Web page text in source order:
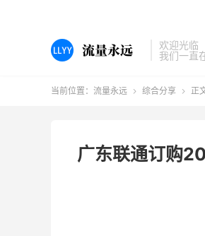
欢迎光临
我们一直
当前位置： 流量永远  综合分享  正
广东联通订购